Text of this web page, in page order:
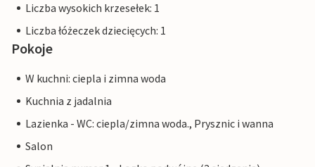
Liczba wysokich krzesełek: 1
Liczba łóżeczek dziecięcych: 1
Pokoje
W kuchni: ciepla i zimna woda
Kuchnia z jadalnia
Lazienka - WC: ciepla/zimna woda., Prysznic i wanna
Salon